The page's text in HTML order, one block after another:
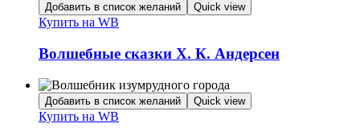
Добавить в список желаний Quick view
Купить на WB
Волшебные сказки Х. К. Андерсен
Добавить в список желаний Quick view
Купить на WB